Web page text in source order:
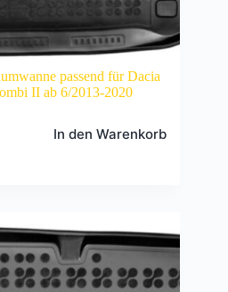
passend für Dacia
II ab 6/2013-2020
In den Warenkorb